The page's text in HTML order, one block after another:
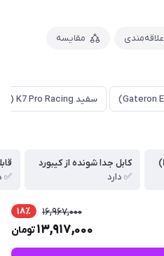
علاقه‌مندی مقایسه
سفید K7 Pro Racing (سوییچ Gateron Silver Pro)
کابل جدا شونده از کیبورد
✅ دارد
✅
16,967,000 18٪
13,917,000تومان